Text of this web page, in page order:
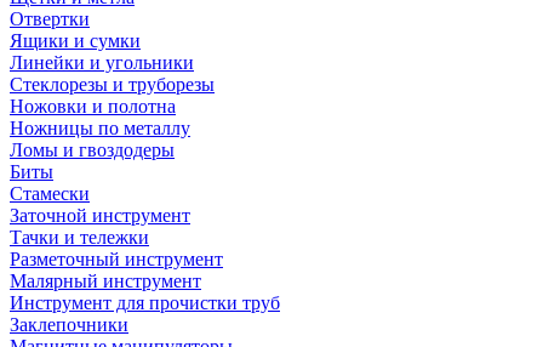
Отвертки
Ящики и сумки
Линейки и угольники
Стеклорезы и труборезы
Ножовки и полотна
Ножницы по металлу
Ломы и гвоздодеры
Биты
Стамески
Заточной инструмент
Тачки и тележки
Разметочный инструмент
Малярный инструмент
Инструмент для прочистки труб
Заклепочники